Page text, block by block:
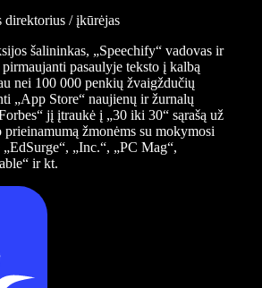
direktorius / įkūrėjas
šalininkas, „Speechify“ vadovas ir
pasaulyje teksto į kalbą
nei 100 000 penkių žvaigždučių
„App Store“ naujienų ir žurnalų
jį įtraukė į „30 iki 30“ sąrašą už
žmonėms su mokymosi
„Inc.“, „PC Mag“,
ir kt.